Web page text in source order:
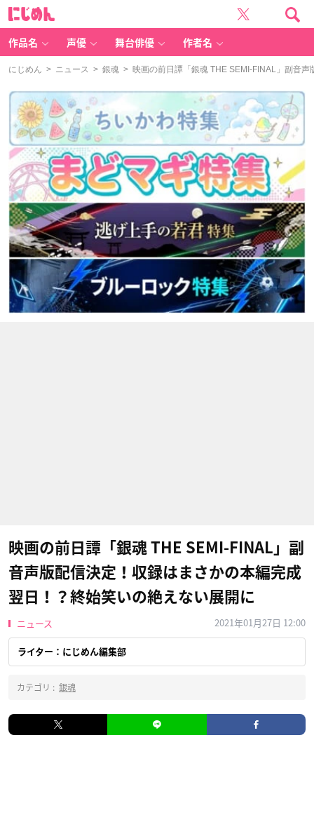
作品名 声優 舞台俳優 作者名
にじめん > ニュース > 銀魂 > 映画の前日譚「銀魂 THE SEMI-FINAL」副音
映画の前日譚「銀魂 THE SEMI-FINAL」副
音声版配信決定！収録はまさかの本編完成
翌日！？終始笑いの絶えない展開に
ニュース 2021年01月27日 12:00
ライター：にじめん編集部
カテゴリ : 銀魂